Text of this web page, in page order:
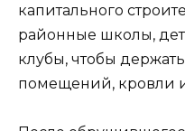
капитального
районные школы,
клубы, чтобы
помещений, кровли